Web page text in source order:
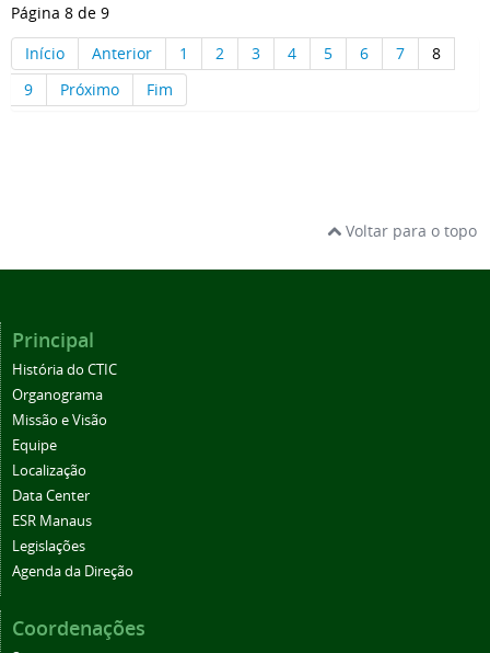
Página 8 de 9
Início
Anterior 1 2 3 4 5 6 7
8
9
Próximo Fim
Voltar para o topo
Principal
História do CTIC
Organograma
Missão e Visão
Equipe
Localização
Data Center
ESR Manaus
Legislações
Agenda da Direção
Coordenações